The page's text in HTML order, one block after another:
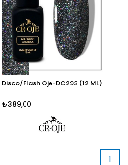
Disco/Flash Oje-DC293 (12 ML)
₺389,00
1